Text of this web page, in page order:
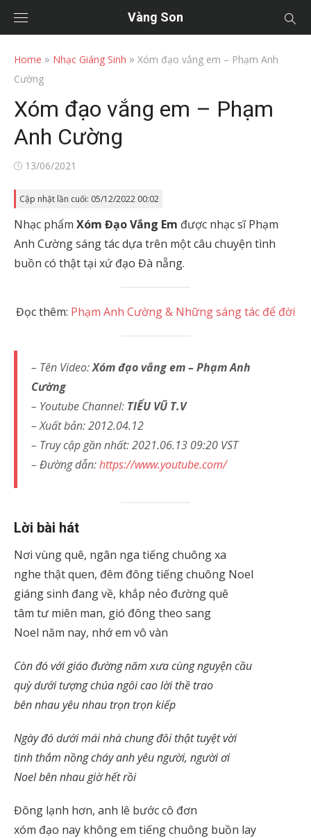
Vàng Son
Home » Nhạc Giáng Sinh » Xóm đạo vắng em – Phạm Anh
Cường
Xóm đạo vắng em – Phạm
Anh Cường
Posted
13/06/2021
Cập nhật lần cuối: 05/12/2022 00:02
Nhạc phẩm Xóm Đạo Vắng Em được nhạc sĩ Phạm
Anh Cường sáng tác dựa trên một câu chuyện tình
buồn có thật tại xứ đạo Đà nẵng.
Đọc thêm: Phạm Anh Cường & Những sáng tác để đời
– Tên Video:Xóm đạo vắng em – Phạm Anh
Cường
– Youtube Channel: TIỂU VŨ T.V
– Xuất bản: 2012.04.12
– Truy cập gần nhất: 2021.06.13 09:20 VST
– Đường dẫn:https://www.youtube.com/
Lời bài hát
Nơi vùng quê, ngân nga tiếng chuông xa
nghe thật quen, đêm đông tiếng chuông Noel
giáng sinh đang về, khắp nẻo đường quê
tâm tư miên man, gió đông theo sang
Noel năm nay, nhớ em vô vàn
Còn đó với giáo đường năm xưa cùng nguyện cầu
quỳ dưới tượng chúa ngôi cao lời thề trao
bên nhau yêu nhau trọn trọn kiếp
Ngày đó dưới mái nhà chung đôi thật tuyệt vời
tình thắm nồng cháy anh yêu người, người ơi
Noel bên nhau giờ hết rồi
Đông lạnh hơn, anh lê bước cô đơn
xóm đạo nay không em tiếng chuông buồn lay